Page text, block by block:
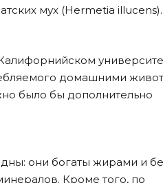
мух (Hermetia illucens).
домашними
было бы дополнительно
они богаты жирами и
Кроме того, по